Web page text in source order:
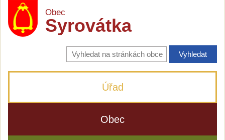
Obec
Syrovátka
Vyhledávání
na
stránkách
Úřad
Obec